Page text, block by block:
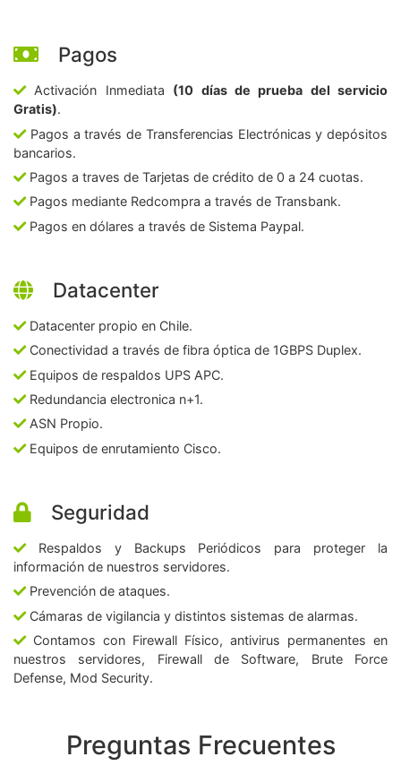
Pagos
Activación Inmediata (10 días de prueba del servicio
Gratis).
Pagos a través de Transferencias Electrónicas y depósitos
bancarios.
Pagos a traves de Tarjetas de crédito de 0 a 24 cuotas.
Pagos mediante Redcompra a través de Transbank.
Pagos en dólares a través de Sistema Paypal.
Datacenter
Datacenter propio en Chile.
Conectividad a través de fibra óptica de 1GBPS Duplex.
Equipos de respaldos UPS APC.
Redundancia electronica n+1.
ASN Propio.
Equipos de enrutamiento Cisco.
Seguridad
Respaldos y Backups Periódicos para proteger la
información de nuestros servidores.
Prevención de ataques.
Cámaras de vigilancia y distintos sistemas de alarmas.
Contamos con Firewall Físico, antivirus permanentes en
nuestros servidores, Firewall de Software, Brute Force
Defense, Mod Security.
Preguntas Frecuentes